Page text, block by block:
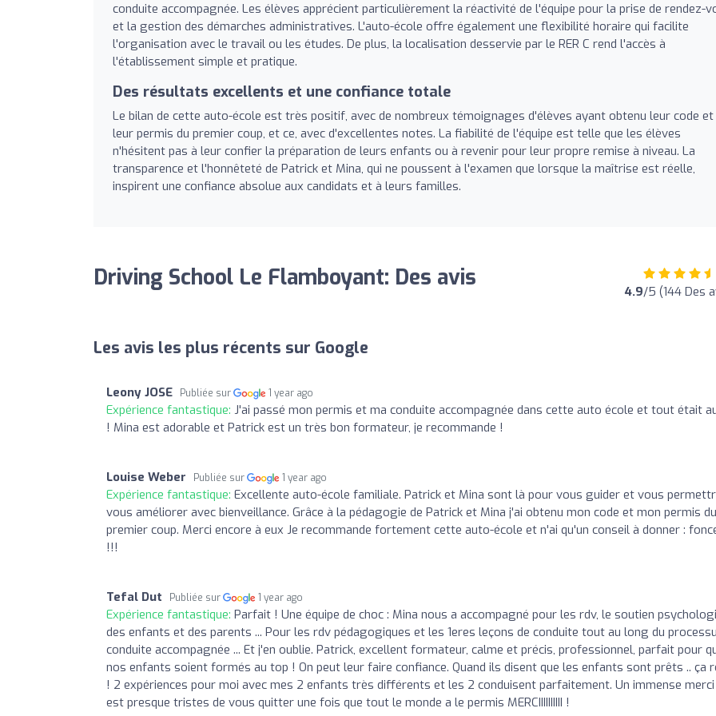
conduite accompagnée. Les élèves apprécient particulièrement la réactivité de l'équipe pour la prise de rendez-
et la gestion des démarches administratives. L'auto-école offre également une flexibilité horaire qui facilite
l'organisation avec le travail ou les études. De plus, la localisation desservie par le RER C rend l'accès à
l'établissement simple et pratique.
Des résultats excellents et une confiance totale
Le bilan de cette auto-école est très positif, avec de nombreux témoignages d'élèves ayant obtenu leur code et
leur permis du premier coup, et ce, avec d'excellentes notes. La fiabilité de l'équipe est telle que les élèves
n'hésitent pas à leur confier la préparation de leurs enfants ou à revenir pour leur propre remise à niveau. La
transparence et l'honnêteté de Patrick et Mina, qui ne poussent à l'examen que lorsque la maîtrise est réelle,
inspirent une confiance absolue aux candidats et à leurs familles.
Driving School Le Flamboyant: Des avis 4.9/5 (144 Des
Les avis les plus récents sur Google
Leony JOSE Publiée sur 1 year ago
Expérience fantastique: J'ai passé mon permis et ma conduite accompagnée dans cette auto école et tout était
! Mina est adorable et Patrick est un très bon formateur, je recommande !
Louise Weber Publiée sur 1 year ago
Expérience fantastique: Excellente auto-école familiale. Patrick et Mina sont là pour vous guider et vous
vous améliorer avec bienveillance. Grâce à la pédagogie de Patrick et Mina j'ai obtenu mon code et mon permis du
premier coup. Merci encore à eux Je recommande fortement cette auto-école et n'ai qu'un conseil à donner :
!!!
Tefal Dut Publiée sur 1 year ago
Expérience fantastique: Parfait ! Une équipe de choc : Mina nous a accompagné pour les rdv, le soutien
des enfants et des parents ... Pour les rdv pédagogiques et les 1eres leçons de conduite tout au long du
conduite accompagnée ... Et j'en oublie. Patrick, excellent formateur, calme et précis, professionnel, parfait pour
nos enfants soient formés au top ! On peut leur faire confiance. Quand ils disent que les enfants sont prêts .. ça
! 2 expériences pour moi avec mes 2 enfants très différents et les 2 conduisent parfaitement. Un immense merci
est presque tristes de vous quitter une fois que tout le monde a le permis MERCIIIIIIIIII !